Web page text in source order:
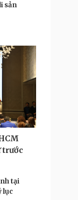
sản
trước
tại
lục